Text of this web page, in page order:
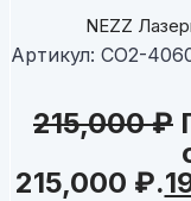
NEZZ
Артикул: CO2-
215,000₽
215,000 ₽.